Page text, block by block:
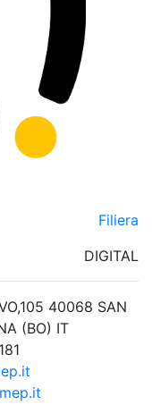
Filiera
DIGITAL
40068 SAN
(BO) IT